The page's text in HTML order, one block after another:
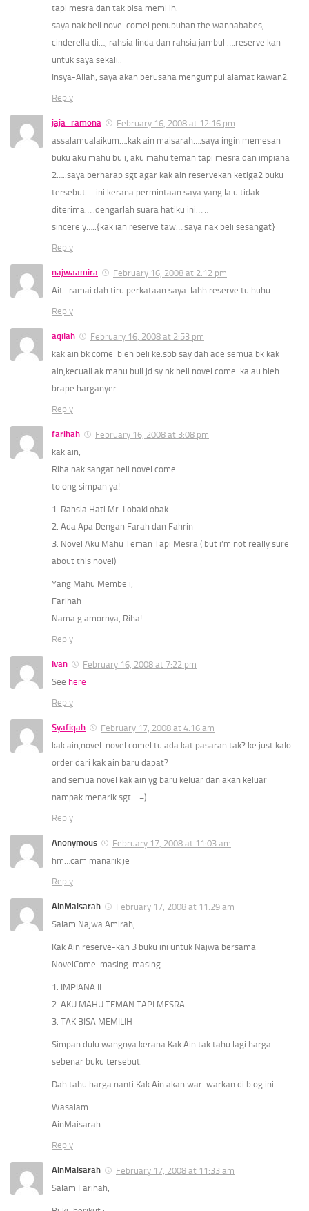
tapi mesra dan tak bisa memilih.
saya nak beli novel comel penubuhan the wannababes,
cinderella di…, rahsia linda dan rahsia jambul ….reserve kan
untuk saya sekali..
Insya-Allah, saya akan berusaha mengumpul alamat kawan2.
Reply
jaja_ramona
February 16, 2008 at 12:16 pm
assalamualaikum….kak ain maisarah….saya ingin memesan
buku aku mahu buli, aku mahu teman tapi mesra dan impiana
2…..saya berharap sgt agar kak ain reservekan ketiga2 buku
tersebut…..ini kerana permintaan saya yang lalu tidak
diterima…..dengarlah suara hatiku ini……
sincerely…..{kak ian reserve taw….saya nak beli sesangat}
Reply
najwaamira
February 16, 2008 at 2:12 pm
Ait…ramai dah tiru perkataan saya..lahh reserve tu huhu..
Reply
aqilah
February 16, 2008 at 2:53 pm
kak ain bk comel bleh beli ke.sbb say dah ade semua bk kak
ain,kecuali ak mahu buli.jd sy nk beli novel comel.kalau bleh
brape harganyer
Reply
farihah
February 16, 2008 at 3:08 pm
kak ain,
Riha nak sangat beli novel comel…..
tolong simpan ya!
1. Rahsia Hati Mr. LobakLobak
2. Ada Apa Dengan Farah dan Fahrin
3. Novel Aku Mahu Teman Tapi Mesra ( but i’m not really sure
about this novel)
Yang Mahu Membeli,
Farihah
Nama glamornya, Riha!
Reply
Ivan
February 16, 2008 at 7:22 pm
See here
Reply
Syafiqah
February 17, 2008 at 4:16 am
kak ain,novel-novel comel tu ada kat pasaran tak? ke just kalo
order dari kak ain baru dapat?
and semua novel kak ain yg baru keluar dan akan keluar
nampak menarik sgt… =)
Reply
Anonymous
February 17, 2008 at 11:03 am
hm…cam manarik je
Reply
AinMaisarah
February 17, 2008 at 11:29 am
Salam Najwa Amirah,
Kak Ain reserve-kan 3 buku ini untuk Najwa bersama
NovelComel masing-masing.
1. IMPIANA II
2. AKU MAHU TEMAN TAPI MESRA
3. TAK BISA MEMILIH
Simpan dulu wangnya kerana Kak Ain tak tahu lagi harga
sebenar buku tersebut.
Dah tahu harga nanti Kak Ain akan war-warkan di blog ini.
Wasalam
AinMaisarah
Reply
AinMaisarah
February 17, 2008 at 11:33 am
Salam Farihah,